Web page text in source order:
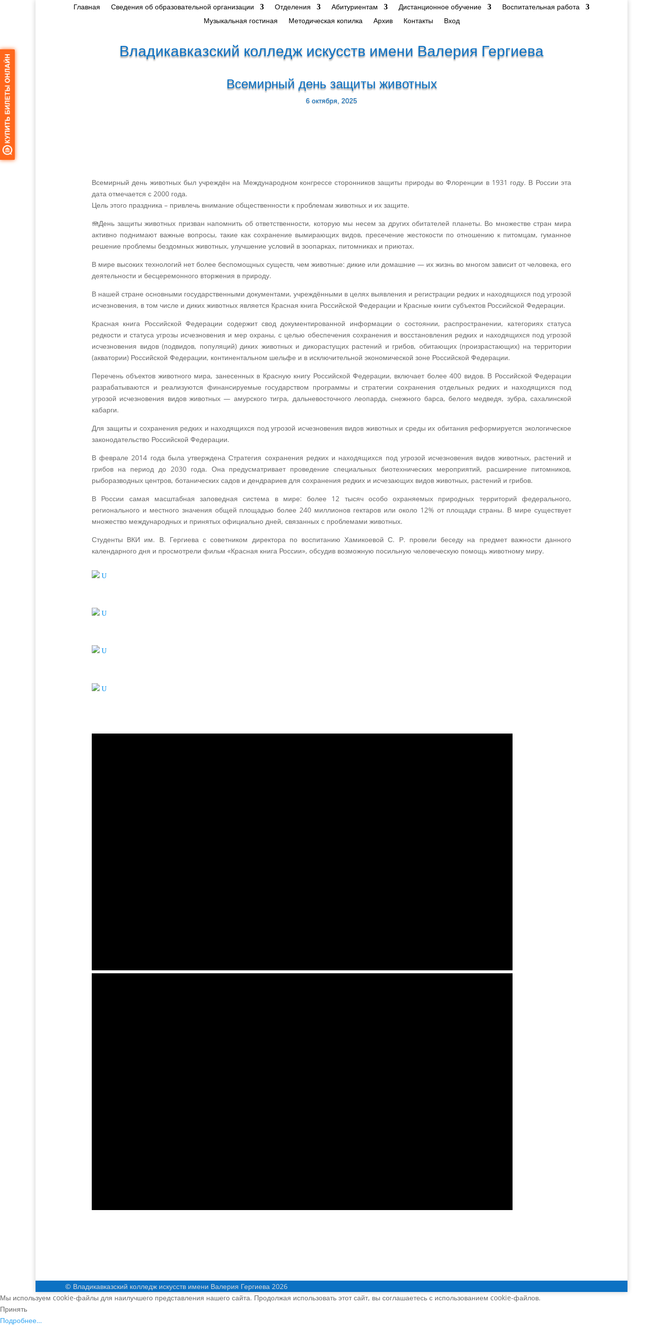
Главная Сведения об образовательной организации Отделения Абитуриентам Дистанционное обучение
Воспитательная работа
Музыкальная гостиная
Методическая копилка Архив Контакты Вход
Владикавказский колледж искусств имени Валерия Гергиева
Всемирный день защиты животных
6 октября, 2025
Всемирный день животных был учреждён на Международном конгрессе сторонников защиты природы во Флоренции в 1931 году. В России эта
дата отмечается с 2000 года.
Цель этого праздника – привлечь внимание общественности к проблемам животных и их защите.
🪼День защиты животных призван напомнить об ответственности, которую мы несем за других обитателей планеты. Во множестве стран мира
активно поднимают важные вопросы, такие как сохранение вымирающих видов, пресечение жестокости по отношению к питомцам, гуманное
решение проблемы бездомных животных, улучшение условий в зоопарках, питомниках и приютах.
В мире высоких технологий нет более беспомощных существ, чем животные: дикие или домашние — их жизнь во многом зависит от человека, его
деятельности и бесцеремонного вторжения в природу.
В нашей стране основными государственными документами, учреждёнными в целях выявления и регистрации редких и находящихся под угрозой
исчезновения, в том числе и диких животных является Красная книга Российской Федерации и Красные книги субъектов Российской Федерации.
Красная книга Российской Федерации содержит свод документированной информации о состоянии, распространении, категориях статуса
редкости и статуса угрозы исчезновения и мер охраны, с целью обеспечения сохранения и восстановления редких и находящихся под угрозой
исчезновения видов (подвидов, популяций) диких животных и дикорастущих растений и грибов, обитающих (произрастающих) на территории
(акватории) Российской Федерации, континентальном шельфе и в исключительной экономической зоне Российской Федерации.
Перечень объектов животного мира, занесенных в Красную книгу Российской Федерации, включает более 400 видов. В Российской Федерации
разрабатываются и реализуются финансируемые государством программы и стратегии сохранения отдельных редких и находящихся под
угрозой исчезновения видов животных — амурского тигра, дальневосточного леопарда, снежного барса, белого медведя, зубра, сахалинской
кабарги.
Для защиты и сохранения редких и находящихся под угрозой исчезновения видов животных и среды их обитания реформируется экологическое
законодательство Российской Федерации.
В феврале 2014 года была утверждена Стратегия сохранения редких и находящихся под угрозой исчезновения видов животных, растений и
грибов на период до 2030 года. Она предусматривает проведение специальных биотехнических мероприятий, расширение питомников,
рыборазводных центров, ботанических садов и дендрариев для сохранения редких и исчезающих видов животных, растений и грибов.
В России самая масштабная заповедная система в мире: более 12 тысяч особо охраняемых природных территорий федерального,
регионального и местного значения общей площадью более 240 миллионов гектаров или около 12% от площади страны. В мире существует
множество международных и принятых официально дней, связанных с проблемами животных.
Студенты ВКИ им. В. Гергиева с советником директора по воспитанию Хамикоевой С. Р. провели беседу на предмет важности данного
календарного дня и просмотрели фильм «Красная книга России», обсудив возможную посильную человеческую помощь животному миру.
© Владикавказский колледж искусств имени Валерия Гергиева 2026
Мы используем cookie-файлы для наилучшего представления нашего сайта. Продолжая использовать этот сайт, вы соглашаетесь с использованием cookie-файлов.
Принять
Подробнее…